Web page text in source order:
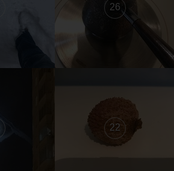
26
22